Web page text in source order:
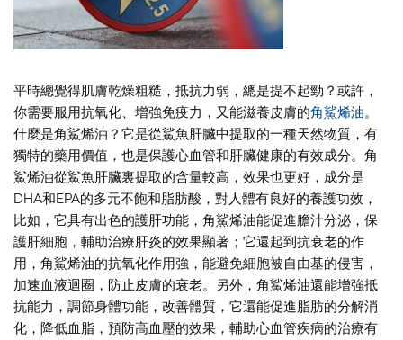
平時總覺得肌膚乾燥粗糙，抵抗力弱，總是提不起勁？或許，
你需要服用抗氧化、增強免疫力，又能滋養皮膚的角鯊烯油。
什麼是角鯊烯油？它是從鯊魚肝臟中提取的一種天然物質，有
獨特的藥用價值，也是保護心血管和肝臟健康的有效成分。角
鯊烯油從鯊魚肝臟裏提取的含量較高，效果也更好，成分是
DHA和EPA的多元不飽和脂肪酸，對人體有良好的養護功效，
比如，它具有出色的護肝功能，角鯊烯油能促進膽汁分泌，保
護肝細胞，輔助治療肝炎的效果顯著；它還起到抗衰老的作
用，角鯊烯油的抗氧化作用強，能避免細胞被自由基的侵害，
加速血液迴圈，防止皮膚的衰老。另外，角鯊烯油還能增強抵
抗能力，調節身體功能，改善體質，它還能促進脂肪的分解消
化，降低血脂，預防高血壓的效果，輔助心血管疾病的治療有